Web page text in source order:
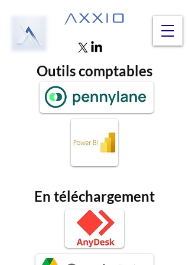
Outils comptables
En téléchargement